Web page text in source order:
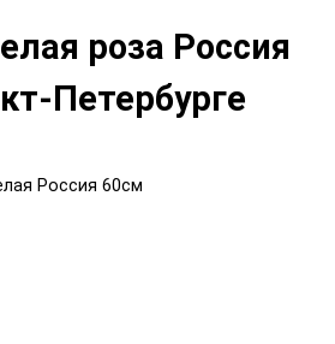
роза Россия
Петербурге
Россия 60см